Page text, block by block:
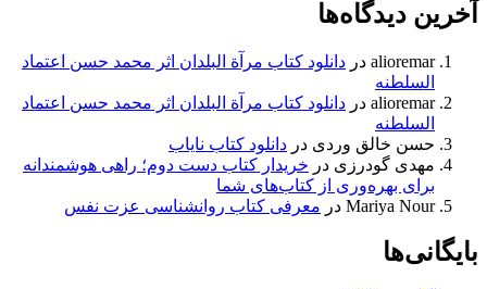
آخرین دیدگاه‌ها
alioremar در دانلود کتاب مرآة البلدان اثر محمد حسن اعتماد
السلطنه
alioremar در دانلود کتاب مرآة البلدان اثر محمد حسن اعتماد
السلطنه
حسن خالق وردی در دانلود کتاب نایاب
مهدی گودرزی در خریدار کتاب دست دوم؛ راهی هوشمندانه
برای بهره‌وری از کتاب‌های شما
Mariya Nour در معرفی کتاب روانشناسی عزت نفس
بایگانی‌ها